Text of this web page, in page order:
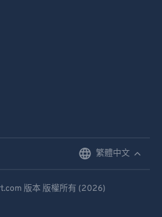
繁體中文
版本 版權所有 (2026)